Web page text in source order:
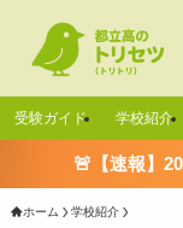
受験ガイド 学校紹介
報】2026年度「一
ホーム 学校紹介